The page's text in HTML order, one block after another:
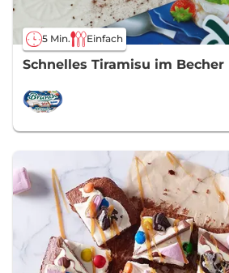
5 Min. Einfach
Schnelles Tiramisu im Becher